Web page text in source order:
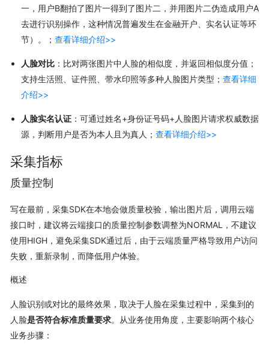
一，用户B翻拍了图片一得到了图片二，并用图片二伪造成用户A
去进行识别操作，这种情况普遍发生在金融开户、实名认证等环
节）。； 查看详细介绍>>
人脸对比：比对两张图片中人脸的相似度，并返回相似度分值；
支持生活照、证件照、带水印照等多种人脸图片类型； 查看详细
介绍>>
人脸实名认证：可通过姓名+身份证号码+人脸图片请求权威数据
源，判断用户是否为本人且为真人； 查看详细介绍>>
采集指标
质量控制
写在最前，采集SDK在本地会做质量校验，输出图片后，调用云端
接口时，建议将云端接口的质量控制参数调整为NORMAL，不建议
使用HIGH，避免采集SDK通过后，由于云端质量严格导致用户访问
失败，重新录制，而降低用户体验。
概述
人脸识别或对比的最终效果，取决于人脸在采集过程中，采集到的
人脸是否符合标准质量要求。从业务使用角度，主要影响两个核心
业务步骤：